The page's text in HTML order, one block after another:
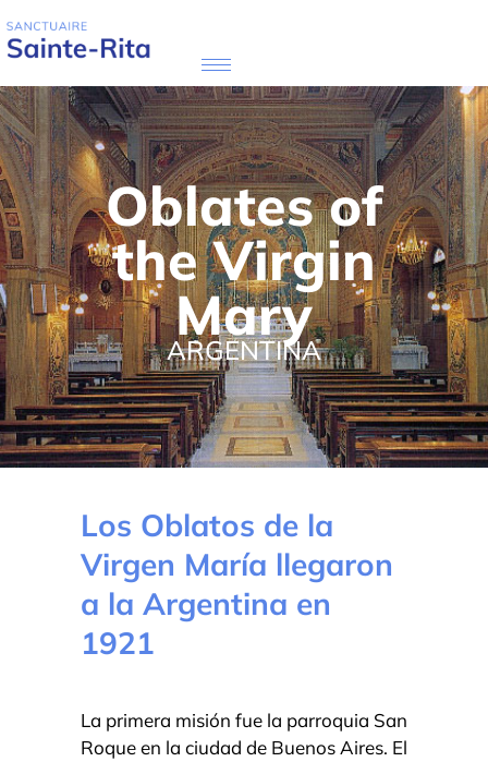
Oblates of
the Virgin
Mary
ARGENTINA
Los Oblatos de la
Virgen María llegaron
a la Argentina en
1921
La primera misión fue la parroquia San
Roque en la ciudad de Buenos Aires. El